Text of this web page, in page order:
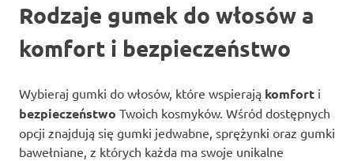
Rodzaje gumek do włosów a
komfort i bezpieczeństwo
Wybieraj gumki do włosów, które wspierają komfort i
bezpieczeństwo Twoich kosmyków. Wśród dostępnych
opcji znajdują się gumki jedwabne, sprężynki oraz gumki
bawełniane, z których każda ma swoje unikalne